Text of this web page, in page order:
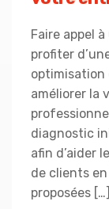
Faire appel
profiter
améliorer la
diagnostic
afin d’aider
de clients
proposées […]